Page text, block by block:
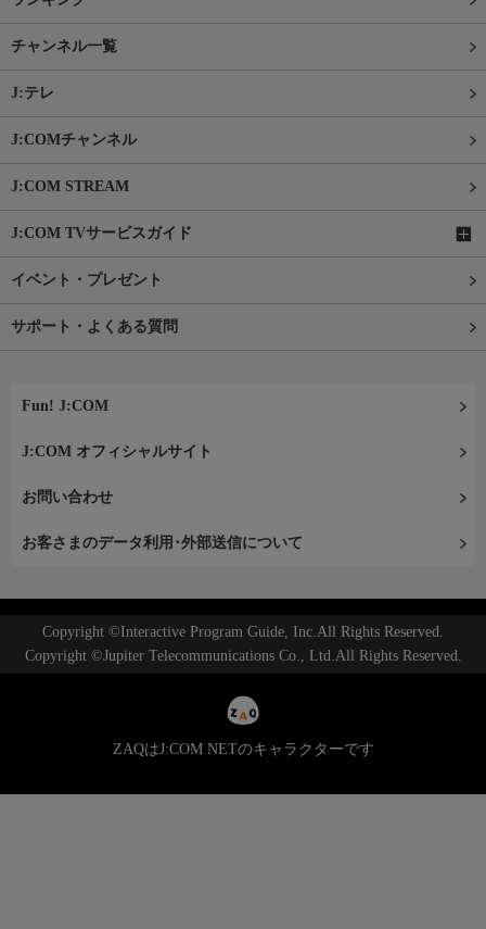
チャンネル一覧
J:テレ
J:COMチャンネル
J:COM STREAM
J:COM TVサービスガイド
イベント・プレゼント
サポート・よくある質問
Fun! J:COM
J:COM オフィシャルサイト
お問い合わせ
お客さまのデータ利用･外部送信について
Copyright ©Interactive Program Guide, Inc.All Rights Reserved.
Copyright ©Jupiter Telecommunications Co., Ltd.All Rights Reserved.
ZAQはJ:COM NETのキャラクターです